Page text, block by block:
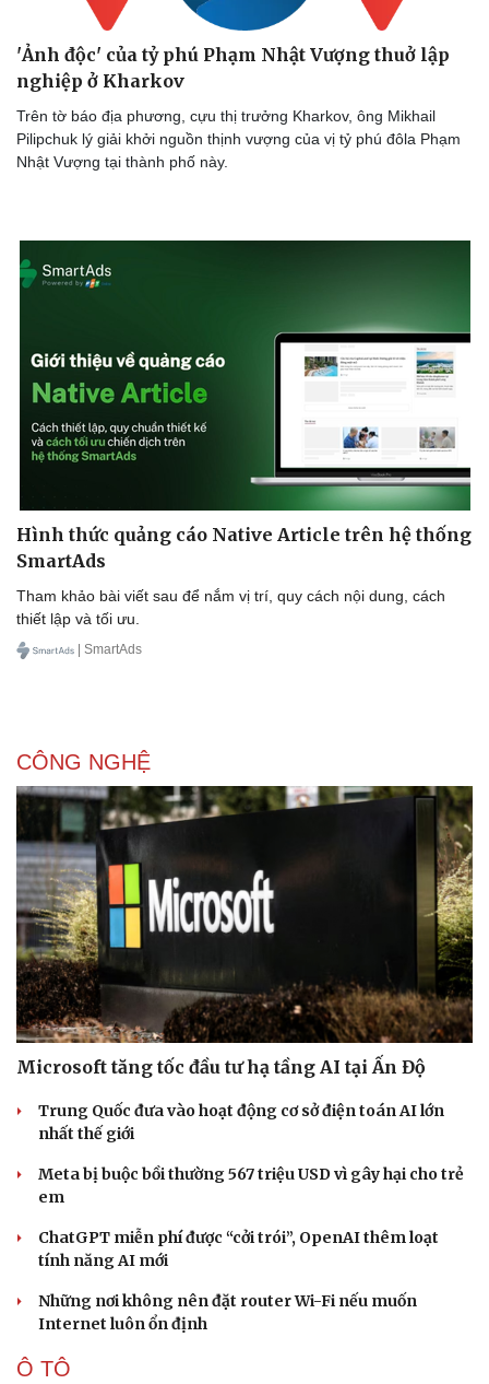
Doanh nghiệp
Thông tin doanh nghiệp
Doanh nghiệp 24h
Doanh nhân
Vì cộng đồng
Công nghệ
Tin Công nghệ
Trải nghiệm
Chuyển đổi số
'Ảnh độc' của tỷ phú Phạm Nhật Vượng thuở lập
nghiệp ở Kharkov
Trên tờ báo địa phương, cựu thị trưởng Kharkov, ông Mikhail
Pilipchuk lý giải khởi nguồn thịnh vượng của vị tỷ phú đôla Phạm
Nhật Vượng tại thành phố này.
Hình thức quảng cáo Native Article trên hệ thống
SmartAds
Tham khảo bài viết sau để nắm vị trí, quy cách nội dung, cách
thiết lập và tối ưu.
| SmartAds
CÔNG NGHỆ
Microsoft tăng tốc đầu tư hạ tầng AI tại Ấn Độ
Trung Quốc đưa vào hoạt động cơ sở điện toán AI lớn
nhất thế giới
Meta bị buộc bồi thường 567 triệu USD vì gây hại cho trẻ
em
ChatGPT miễn phí được “cởi trói”, OpenAI thêm loạt
tính năng AI mới
Những nơi không nên đặt router Wi-Fi nếu muốn
Internet luôn ổn định
Ô TÔ